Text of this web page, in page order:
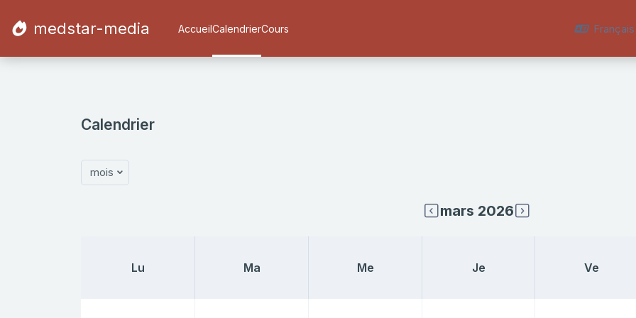
medstar-media AccueilCalendrierCours
Calendrier
mois
mars 2026
Lundi
Lu Mardi
Ma Mercredi
Me Jeudi
Je Vendredi
Ve